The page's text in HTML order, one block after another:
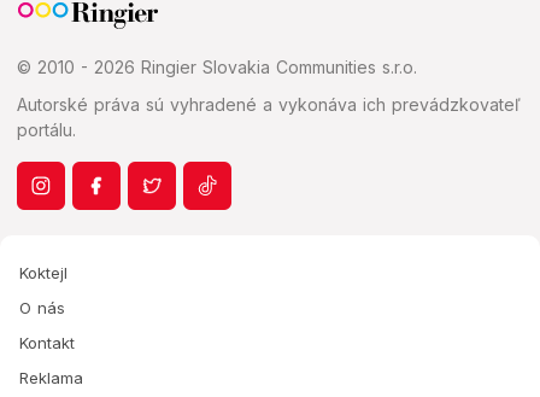
© 2010 - 2026 Ringier Slovakia Communities s.r.o.
Autorské práva sú vyhradené a vykonáva ich prevádzkovateľ
portálu.
Koktejl
O nás
Kontakt
Reklama